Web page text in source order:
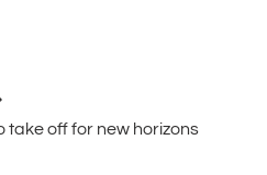
take off for new horizons